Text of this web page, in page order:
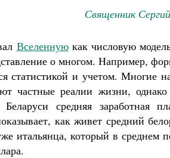
Священник
Вселеннуюкак числовую
о многом. Например,
статистикой и учетом. Многие
частные реалии жизни,
средняя заработная
как живет средний
итальянца, который в среднем